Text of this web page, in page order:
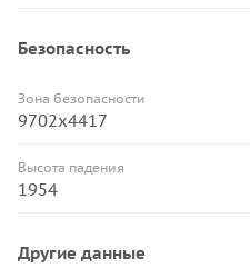
Безопасность
Зона безопасности
9702x4417
Высота падения
1954
Другие данные